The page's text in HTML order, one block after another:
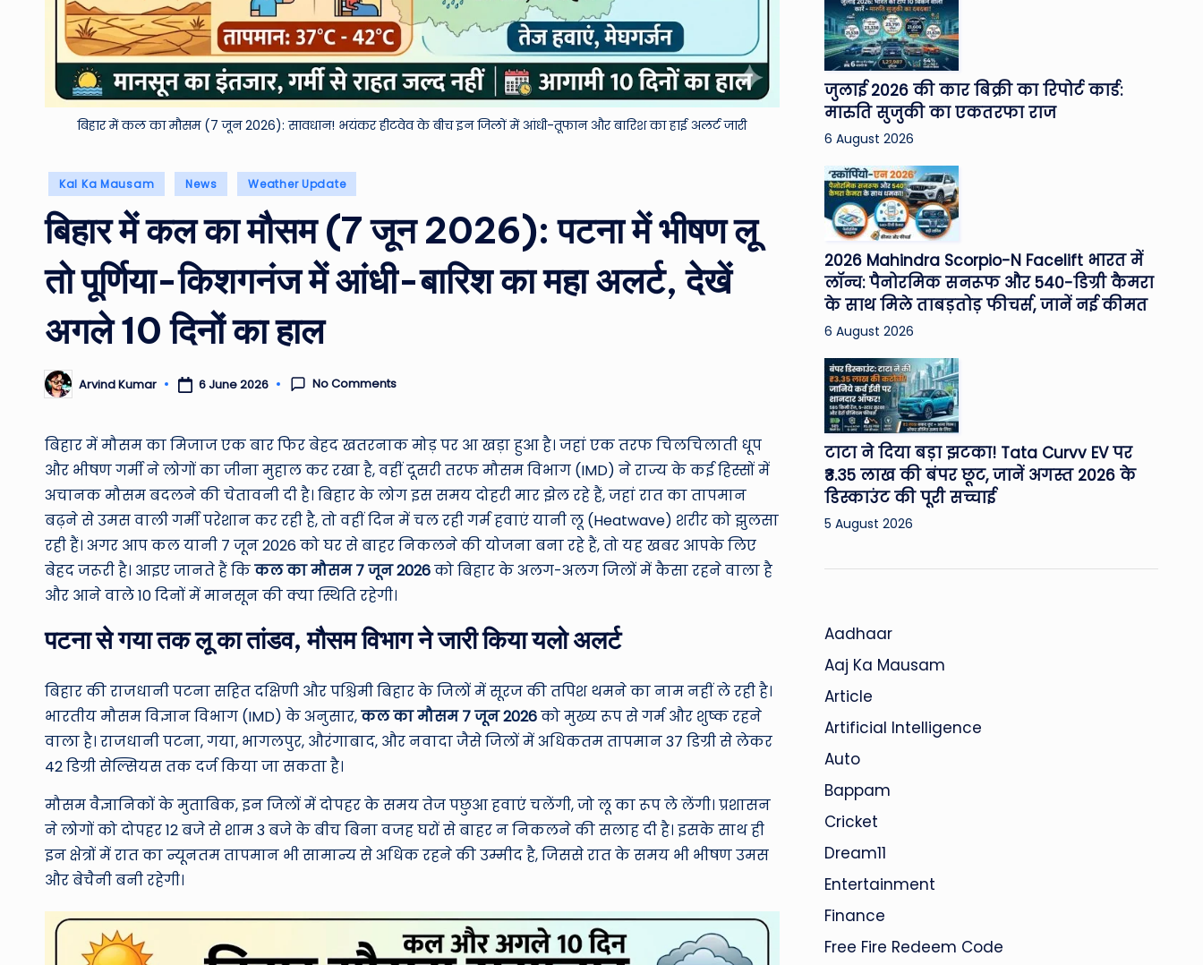
&
M
o
vi
N
e
w
u
n
d
T
e
o
rl
बिहार में कल का मौसम (7 जून 2026): सावधान! भयंकर हीटवेव के बीच इन जिलों में आंधी-तूफान और बारिश का हाई अलर्ट जारी
Posted
Kal Ka Mausam News Weather Update
बिहार में कल का मौसम (7 जून 2026): पटना में भीषण लू
तो पूर्णिया-किशगनंज में आंधी-बारिश का महा अलर्ट, देखें
अगले 10 दिनों का हाल
Posted
by
Arvind Kumar 6 June 2026 No Comments
बिहार में मौसम का मिजाज एक बार फिर बेहद खतरनाक मोड़ पर आ खड़ा हुआ है। जहां एक तरफ चिलचिलाती धूप
और भीषण गर्मी ने लोगों का जीना मुहाल कर रखा है, वहीं दूसरी तरफ मौसम विभाग (IMD) ने राज्य के कई हिस्सों में
अचानक मौसम बदलने की चेतावनी दी है। बिहार के लोग इस समय दोहरी मार झेल रहे हैं, जहां रात का तापमान
बढ़ने से उमस वाली गर्मी परेशान कर रही है, तो वहीं दिन में चल रही गर्म हवाएं यानी लू (Heatwave) शरीर को झुलसा
रही हैं। अगर आप कल यानी 7 जून 2026 को घर से बाहर निकलने की योजना बना रहे हैं, तो यह खबर आपके लिए
बेहद जरूरी है। आइए जानते हैं किकल का मौसम 7 जून 2026को बिहार के अलग-अलग जिलों में कैसा रहने वाला है
और आने वाले 10 दिनों में मानसून की क्या स्थिति रहेगी।
पटना से गया तक लू का तांडव, मौसम विभाग ने जारी किया यलो अलर्ट
बिहार की राजधानी पटना सहित दक्षिणी और पश्चिमी बिहार के जिलों में सूरज की तपिश थमने का नाम नहीं ले रही है।
भारतीय मौसम विज्ञान विभाग (IMD) के अनुसार,कल का मौसम 7 जून 2026को मुख्य रूप से गर्म और शुष्क रहने
वाला है। राजधानी पटना, गया, भागलपुर, औरंगाबाद, और नवादा जैसे जिलों में अधिकतम तापमान 37 डिग्री से लेकर
42 डिग्री सेल्सियस तक दर्ज किया जा सकता है।
मौसम वैज्ञानिकों के मुताबिक, इन जिलों में दोपहर के समय तेज पछुआ हवाएं चलेंगी, जो लू का रूप ले लेंगी। प्रशासन
ने लोगों को दोपहर 12 बजे से शाम 3 बजे के बीच बिना वजह घरों से बाहर न निकलने की सलाह दी है। इसके साथ ही
इन क्षेत्रों में रात का न्यूनतम तापमान भी सामान्य से अधिक रहने की उम्मीद है, जिससे रात के समय भी भीषण उमस
और बेचैनी बनी रहेगी।
जुलाई 2026 की कार बिक्री का रिपोर्ट कार्ड:
मारुति सुजुकी का एकतरफा राज
6 August 2026
2026 Mahindra Scorpio-N Facelift भारत में
लॉन्च: पैनोरमिक सनरूफ और 540-डिग्री कैमरा
के साथ मिले ताबड़तोड़ फीचर्स, जानें नई कीमत
6 August 2026
टाटा ने दिया बड़ा झटका! Tata Curvv EV पर
₹3.35 लाख की बंपर छूट, जानें अगस्त 2026 के
डिस्काउंट की पूरी सच्चाई
5 August 2026
Aadhaar
Aaj Ka Mausam
Article
Artificial Intelligence
Auto
Bappam
Cricket
Dream11
Entertainment
Finance
Free Fire Redeem Code